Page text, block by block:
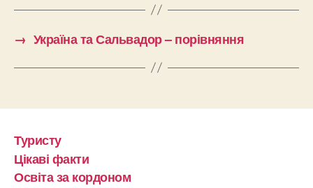
→ Україна та Сальвадор – порівняння
Туристу
Цікаві факти
Освіта за кордоном